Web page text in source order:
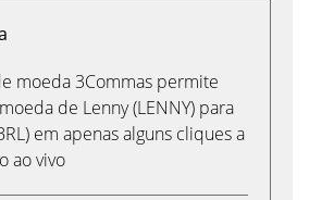
moeda 3Commas permite
de Lenny (LENNY) para
em apenas alguns cliques a
ao vivo